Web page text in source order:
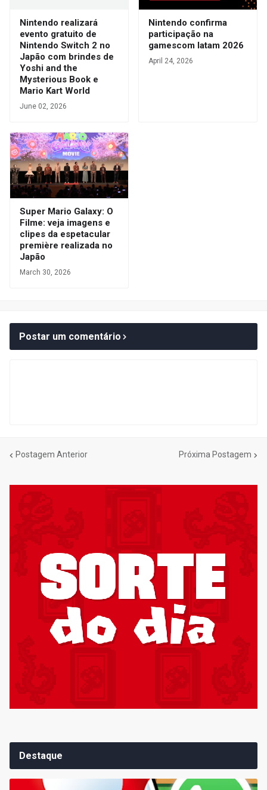
Nintendo realizará
evento gratuito de
Nintendo Switch 2 no
Japão com brindes de
Yoshi and the
Mysterious Book e
Mario Kart World
June 02, 2026
Nintendo confirma
participação na
gamescom latam 2026
April 24, 2026
Super Mario Galaxy: O
Filme: veja imagens e
clipes da espetacular
première realizada no
Japão
March 30, 2026
Postar um comentário
Postagem Anterior Próxima Postagem
Destaque